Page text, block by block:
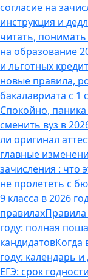
согласие на
инструкция и
читать,
на образование
и льготных
новые правила,
бакалавриата с
Спокойно,
сменить вуз в
ли оригинал
главные
зачисления : что
не пролететь с
9 класса в 2026
правилах
году: полная
кандидатовКогда
году: календарь и
ЕГЭ: срок